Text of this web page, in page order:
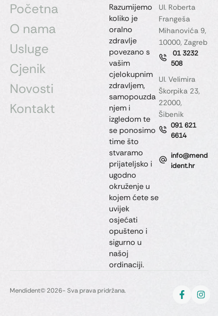
Početna
O nama
Usluge
Cjenik
Novosti
Kontakt
Razumijemo
koliko je
oralno
zdravlje
povezano s
vašim
cjelokupnim
zdravljem,
samopouzda
njem i
izgledom te
se ponosimo
time što
stvaramo
prijateljsko i
ugodno
okruženje u
kojem ćete se
uvijek
osjećati
opušteno i
sigurno u
našoj
ordinaciji.
Ul. Roberta
Frangeša
Mihanovića 9,
10000, Zagreb
01 3232
508
Ul. Velimira
Škorpika 23,
22000,
Šibenik
091 621
6614
info@mend
ident.hr
Mendident© 2026- Sva prava pridržana.